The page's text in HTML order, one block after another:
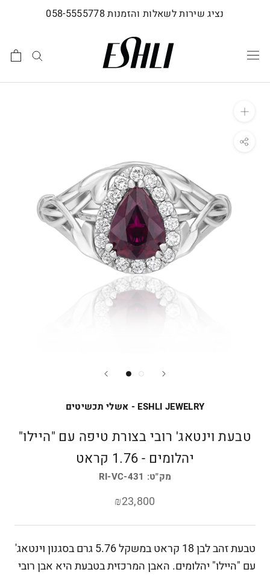
נציג שירות לשאלות והזמנות 058-5555778
ESHLI JEWELRY - אשלי תכשיטים
טבעת וינטאג' רובי בצורת טיפה עם "היילו"
יהלומים - 1.76 קראט
מק"ט: RI-VC-431
₪23,800
טבעת זהב לבן 18 קראט במשקל 5.76
גרם בסגנון וינטאג'
עם "היילו" יהלומים. האבן המרכזית בטבעת היא אבן רובי